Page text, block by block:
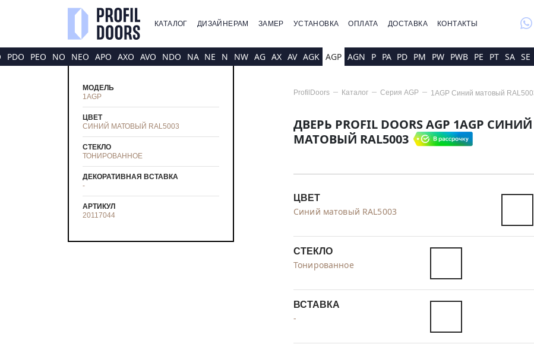
КАТАЛОГ ДИЗАЙНЕРАМ ЗАМЕР УСТАНОВКА ОПЛАТА ДОСТАВКА КОНТАКТЫ whatsapp
PDO PEO NO NEO APO AXO AVO NDO NA NE N NW AG AX AV AGK AGP AGN P PA PD PM PW PWB PE PT SA SE
МОДЕЛЬ
1AGP
ЦВЕТ
CИНИЙ МАТОВЫЙ RAL5003
СТЕКЛО
ТОНИРОВАННОЕ
ДЕКОРАТИВНАЯ ВСТАВКА
-
АРТИКУЛ
20117044
ProfilDoors Каталог Серия AGP 1AGP Cиний матовый
ДВЕРЬ PROFIL DOORS AGP 1AGP CИНИЙ
МАТОВЫЙ RAL5003
ЦВЕТ
Cиний матовый RAL5003
СТЕКЛО
Тонированное
ВСТАВКА
-